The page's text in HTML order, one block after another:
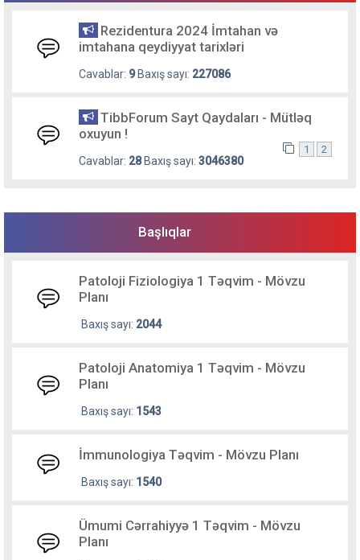
Rezidentura 2024 İmtahan və
imtahana qeydiyyat tarixləri
Cavablar: 9Baxış sayı: 227086
TibbForum Sayt Qaydaları - Mütləq
oxuyun !
Cavablar: 28Baxış sayı: 3046380
1 2
Başlıqlar
Patoloji Fiziologiya 1 Təqvim - Mövzu
Planı
Baxış sayı: 2044
Patoloji Anatomiya 1 Təqvim - Mövzu
Planı
Baxış sayı: 1543
İmmunologiya Təqvim - Mövzu Planı
Baxış sayı: 1540
Ümumi Cərrahiyyə 1 Təqvim - Mövzu
Planı